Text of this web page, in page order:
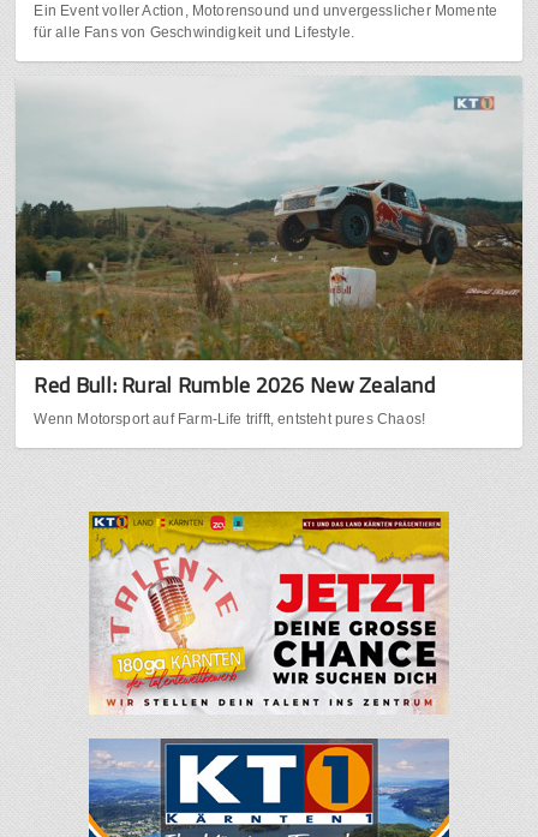
Ein Event voller Action, Motorensound und unvergesslicher Momente
für alle Fans von Geschwindigkeit und Lifestyle.
Red Bull: Rural Rumble 2026 New Zealand
Wenn Motorsport auf Farm-Life trifft, entsteht pures Chaos!